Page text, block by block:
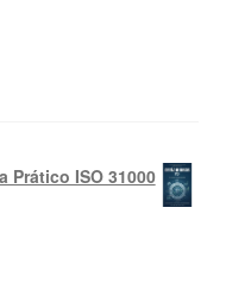
Prático ISO 31000